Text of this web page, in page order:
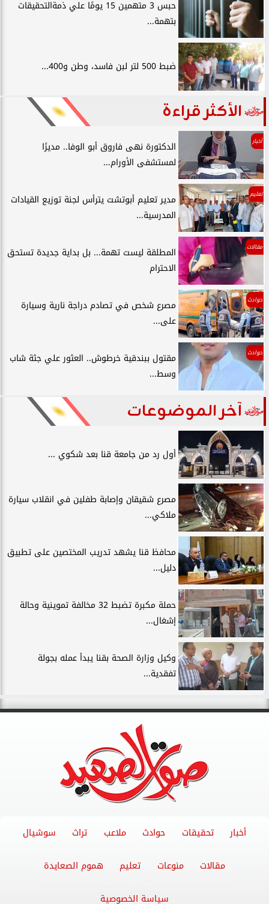
حبس 3 متهمين 15 يومًا علي ذمةالتحقيقات
بتهمة...
ضبط 500 لتر لبن فاسد، وطن و400...
الأكثر قراءة
أخبار
الدكتورة نهى فاروق أبو الوفا.. مديرًا
لمستشفى الأورام...
تعليم
مدير تعليم أبوتشت يترأس لجنة توزيع القيادات
المدرسية...
مقالات
المطلقة ليست تهمة... بل بداية جديدة تستحق
الاحترام
حوادث
مصرع شخص في تصادم دراجة نارية وسيارة
على...
حوادث
مقتول ببندقية خرطوش.. العثور علي جثة شاب
وسط...
آخر الموضوعات
أول رد من جامعة قنا بعد شكوي ...
مصرع شقيقان وإصابة طفلين في انقلاب سيارة
ملاكي...
محافظ قنا يشهد تدريب المختصين على تطبيق
دليل...
حملة مكبرة تضبط 32 مخالفة تموينية وحالة
إشغال...
وكيل وزارة الصحة بقنا يبدأ عمله بجولة
تفقدية...
أخبار تحقيقات حوادث ملاعب تراث سوشيال
مقالات منوعات تعليم هموم الصعايدة
سياسة الخصوصية